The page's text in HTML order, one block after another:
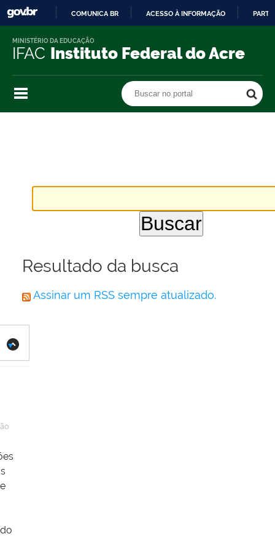
O
COMUNICA BR ACESSO À INFORMAÇÃO
IFAC Instituto Federal do Acre
MINISTÉRIO DA EDUCAÇÃO
Buscar no portal
Resultado da busca
Assinar um RSS sempre atualizado.